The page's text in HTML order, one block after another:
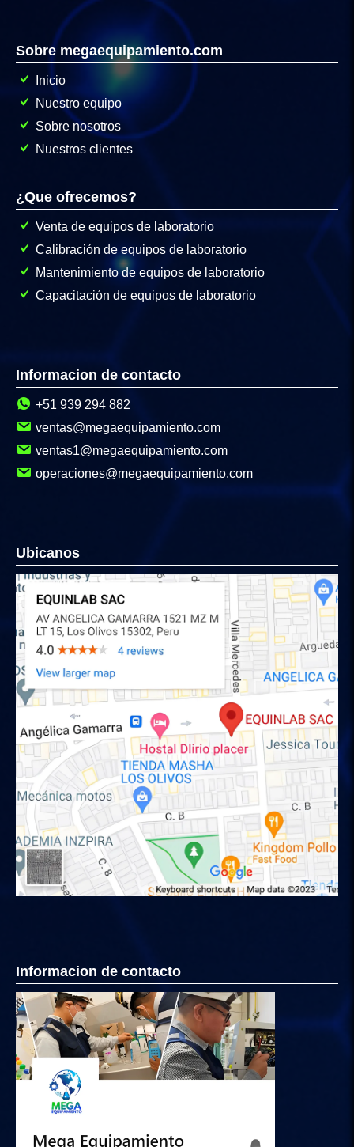
Sobre megaequipamiento.com
Inicio
Nuestro equipo
Sobre nosotros
Nuestros clientes
¿Que ofrecemos?
Venta de equipos de laboratorio
Calibración de equipos de laboratorio
Mantenimiento de equipos de laboratorio
Capacitación de equipos de laboratorio
Informacion de contacto
+51 939 294 882
ventas@megaequipamiento.com
ventas1@megaequipamiento.com
operaciones@megaequipamiento.com
Ubicanos
Informacion de contacto